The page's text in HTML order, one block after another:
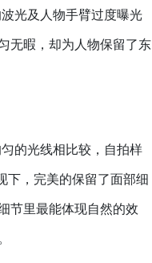
光及人物手臂过度曝光
无暇，却为人物保留了东
的光线相比较，自拍样
下，完美的保留了面部细
节里最能体现自然的效